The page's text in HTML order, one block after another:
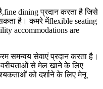
dining प्रदान करता है जिसे
है। कमरे मेंflexible seating
accommodations are
समन्वय सेवाएं प्रदान करता है।
वरीयताओं से मेल खाने के लिए
को दर्शाने के लिए मेनू